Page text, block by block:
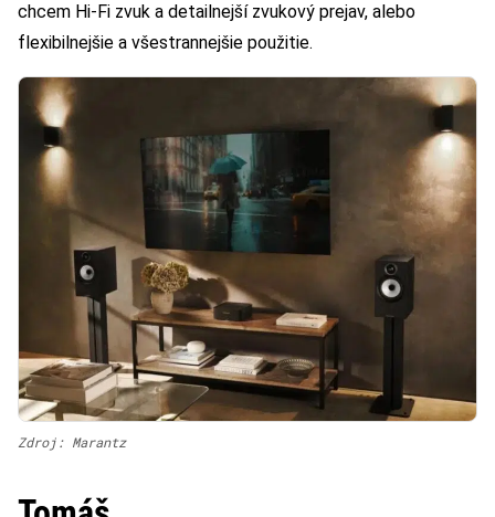
chcem Hi-Fi zvuk a detailnejší zvukový prejav, alebo
flexibilnejšie a všestrannejšie použitie.
Zdroj: Marantz